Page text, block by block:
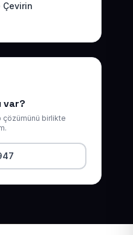
Çevirin
var?
çözümünü birlikte